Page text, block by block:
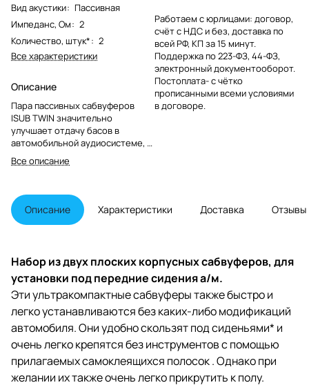
Вид акустики: Пассивная
Импеданс, Ом: 2
Количество, штук*: 2
Все характеристики
Описание
Пара пассивных сабвуферов
ISUB TWIN значительно
улучшает отдачу басов в
автомобильной аудиосистеме, в
частности, благодаря двойным
ферритовым динамикам и
диффузору/
Все описание
Работаем с юрлицами: договор,
счёт с НДС и без, доставка по
всей РФ, КП за 15 минут.
Поддержка по 223-ФЗ, 44-ФЗ,
электронный документооборот.
Постоплата- с чётко
прописанными всеми условиями
в договоре.
Описание Характеристики Доставка Отзывы
Набор из двух плоских корпусных сабвуферов, для
установки под передние сидения а/м.
Эти ультракомпактные сабвуферы также быстро и
легко устанавливаются без каких-либо модификаций
автомобиля. Они удобно скользят под сиденьями* и
очень легко крепятся без инструментов с помощью
прилагаемых самоклеящихся полосок . Однако при
желании их также очень легко прикрутить к полу.